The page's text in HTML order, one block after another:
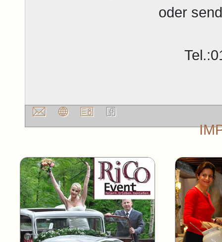
oder